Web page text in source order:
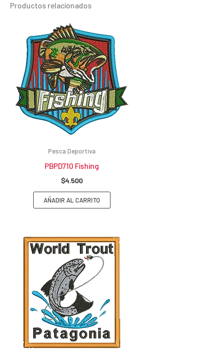
Productos relacionados
Pesca Deportiva
PBPD710 Fishing
$4.500
AÑADIR AL CARRITO